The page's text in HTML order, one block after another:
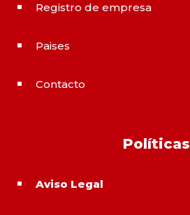
^ Registro de empresa
^ Paises
^ Contacto
Políticas
^ Aviso Legal